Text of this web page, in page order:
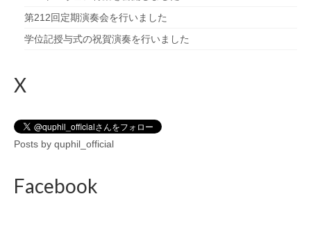
第212回定期演奏会を行いました
学位記授与式の祝賀演奏を行いました
X
Posts by quphil_official
Facebook